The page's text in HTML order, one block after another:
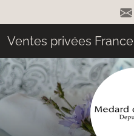
Ventes privées France